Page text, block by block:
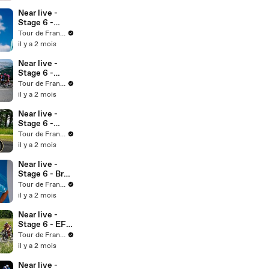
Near live -
Stage 6 -
Seixas passe à
l'attaque
Tour de France™
il y a 2 mois
Near live -
Stage 6 -
Steinhauser
prend les
Tour de France™
il y a 2 mois
Near live -
Stage 6 -
Baudin en
difficulté
Tour de France™
il y a 2 mois
Near live -
Stage 6 - Braz
Afonso fait le
boulot
Tour de France™
il y a 2 mois
Near live -
Stage 6 - EF
roule dans le
peloton
Tour de France™
il y a 2 mois
Near live -